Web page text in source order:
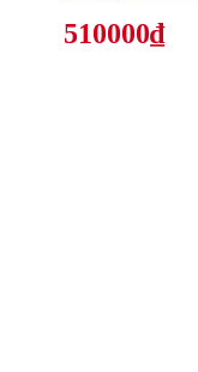
510000₫